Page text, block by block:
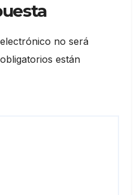
no será
están